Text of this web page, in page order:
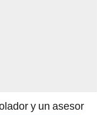
y un asesor